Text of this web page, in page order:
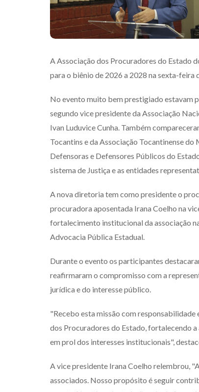
A Associação dos Procuradores do Estado
para o biênio de 2026 a 2028 na sexta-feira
No evento muito bem prestigiado estavam
segundo vice presidente da Associação
Ivan Luduvice Cunha. Também
Tocantins e da Associação Tocantinense
Defensoras e Defensores Públicos do
sistema de Justiça e as entidades
A nova diretoria tem como presidente o
procuradora aposentada Irana Coelho na
fortalecimento institucional da associação
Advocacia Pública Estadual.
Durante o evento os participantes
reafirmaram o compromisso com a
jurídica e do interesse público.
"Recebo esta missão com
dos Procuradores do Estado, fortalecendo
em prol dos interesses institucionais",
A vice presidente Irana Coelho relembrou,
associados. Nosso propósito é seguir